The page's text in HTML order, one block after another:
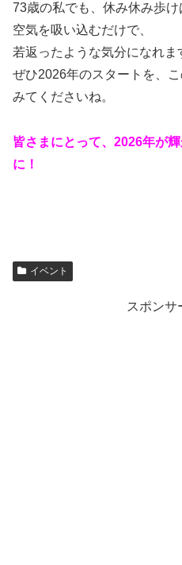
73歳の私でも、休み休み歩
空気を吸い込むだけで、
若返ったような気分になれま
ぜひ2026年のスタートを、
みてくださいね。
皆さまにとって、2026年が
に！
イベント
スポンサ